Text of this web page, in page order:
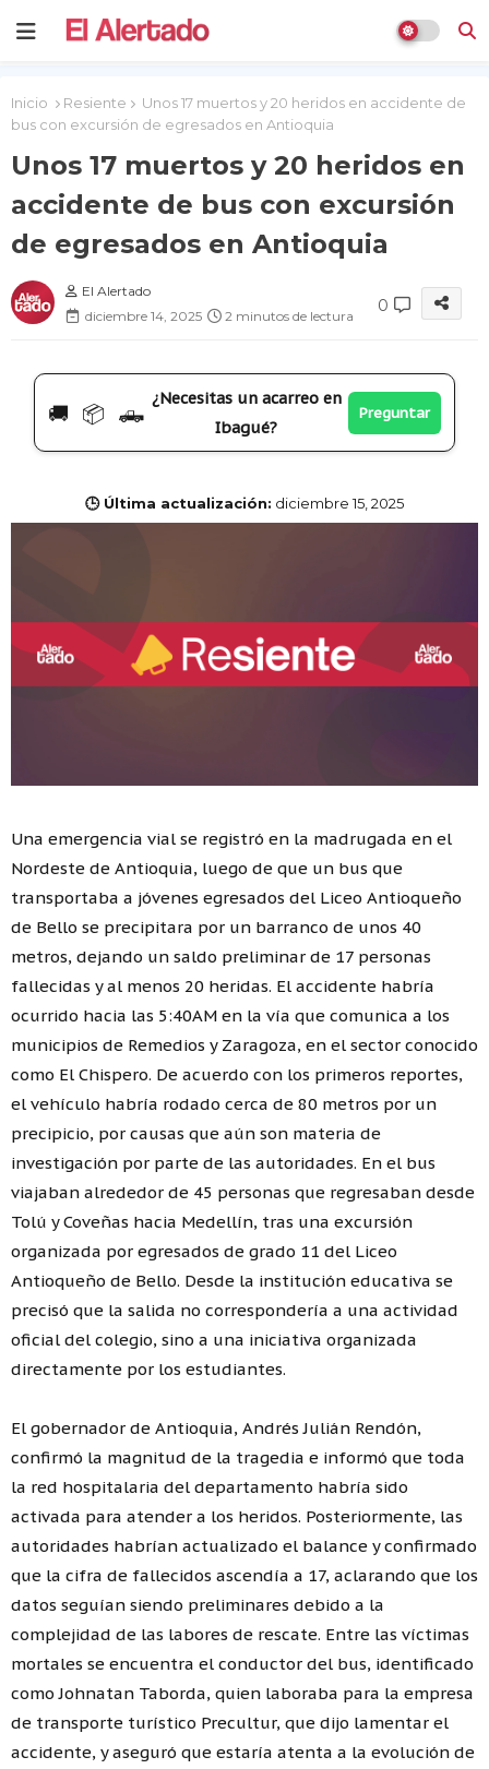
Inicio Resiente
Unos 17 muertos y 20 heridos en accidente de
bus con excursión de egresados en Antioquia
Unos 17 muertos y 20 heridos en
accidente de bus con excursión
de egresados en Antioquia
El Alertado
diciembre 14, 2025
2 minutos de lectura
0
🚚 📦 🛻
¿Necesitas un acarreo en
Ibagué?
Preguntar
🕒 Última actualización: diciembre 15, 2025
Una emergencia vial se registró en la madrugada en el
Nordeste de Antioquia, luego de que un bus que
transportaba a jóvenes egresados del Liceo Antioqueño
de Bello se precipitara por un barranco de unos 40
metros, dejando un saldo preliminar de 17 personas
fallecidas y al menos 20 heridas. El accidente habría
ocurrido hacia las 5:40AM en la vía que comunica a los
municipios de Remedios y Zaragoza, en el sector conocido
como El Chispero. De acuerdo con los primeros reportes,
el vehículo habría rodado cerca de 80 metros por un
precipicio, por causas que aún son materia de
investigación por parte de las autoridades. En el bus
viajaban alrededor de 45 personas que regresaban desde
Tolú y Coveñas hacia Medellín, tras una excursión
organizada por egresados de grado 11 del Liceo
Antioqueño de Bello. Desde la institución educativa se
precisó que la salida no correspondería a una actividad
oficial del colegio, sino a una iniciativa organizada
directamente por los estudiantes.
El gobernador de Antioquia, Andrés Julián Rendón,
confirmó la magnitud de la tragedia e informó que toda
la red hospitalaria del departamento habría sido
activada para atender a los heridos. Posteriormente, las
autoridades habrían actualizado el balance y confirmado
que la cifra de fallecidos ascendía a 17, aclarando que los
datos seguían siendo preliminares debido a la
complejidad de las labores de rescate. Entre las víctimas
mortales se encuentra el conductor del bus, identificado
como Johnatan Taborda, quien laboraba para la empresa
de transporte turístico Precultur, que dijo lamentar el
accidente, y aseguró que estaría atenta a la evolución de